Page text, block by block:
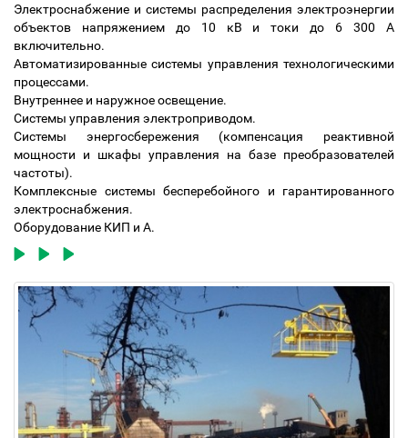
Электроснабжение и системы распределения электроэнергии
объектов напряжением до 10 кВ и токи до 6 300 А
включительно.
Автоматизированные системы управления технологическими
процессами.
Внутреннее и наружное освещение.
Системы управления электроприводом.
Системы энергосбережения (компенсация реактивной
мощности и шкафы управления на базе преобразователей
частоты).
Комплексные системы бесперебойного и гарантированного
электроснабжения.
Оборудование КИП и А.